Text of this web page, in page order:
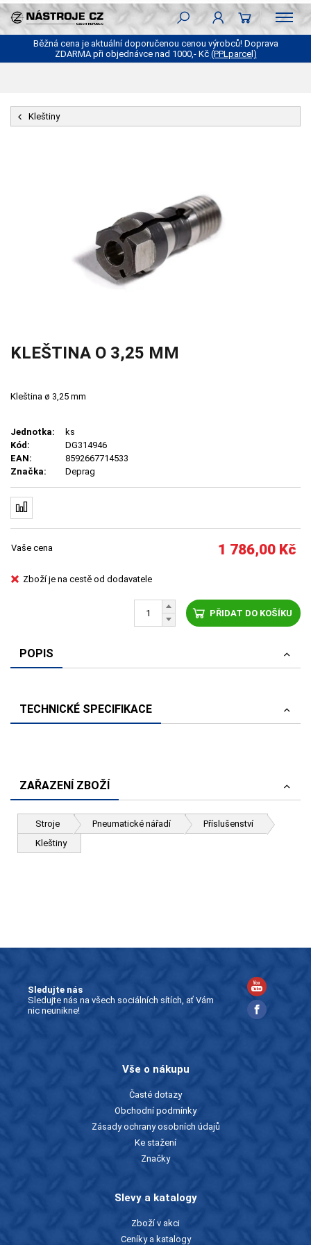
Běžná cena je aktuální doporučenou cenou výrobců! Doprava
ZDARMA při objednávce nad 1000,- Kč (PPLparcel)
Kleštiny
KLEŠTINA O 3,25 MM
Kleština ø 3,25 mm
Jednotka:
ks
Kód:
DG314946
EAN:
8592667714533
Značka:
Deprag
Vaše cena 1 786,00 Kč
Zboží je na cestě od dodavatele
PŘIDAT DO KOŠÍKU
POPIS
TECHNICKÉ SPECIFIKACE
ZAŘAZENÍ ZBOŽÍ
Stroje Pneumatické nářadí
Příslušenství
Kleštiny
Sledujte nás
Sledujte nás na všech sociálních sítích, ať Vám
nic neunikne!
Vše o nákupu
Časté dotazy
Obchodní podmínky
Zásady ochrany osobních údajů
Ke stažení
Značky
Slevy a katalogy
Zboží v akci
Ceníky a katalogy